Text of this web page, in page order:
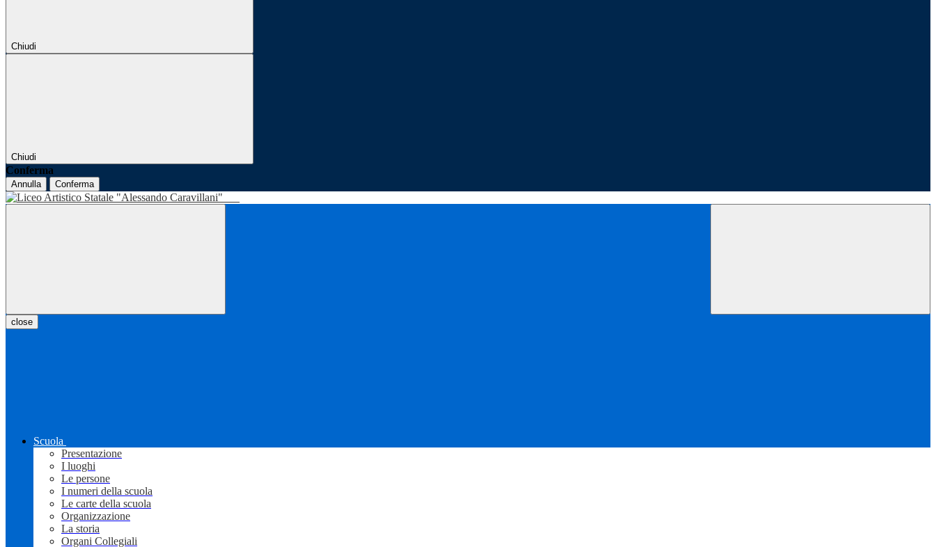
Chiudi
Chiudi
Conferma
Annulla Conferma
close
Scuola
Presentazione
I luoghi
Le persone
I numeri della scuola
Le carte della scuola
Organizzazione
La storia
Organi Collegiali